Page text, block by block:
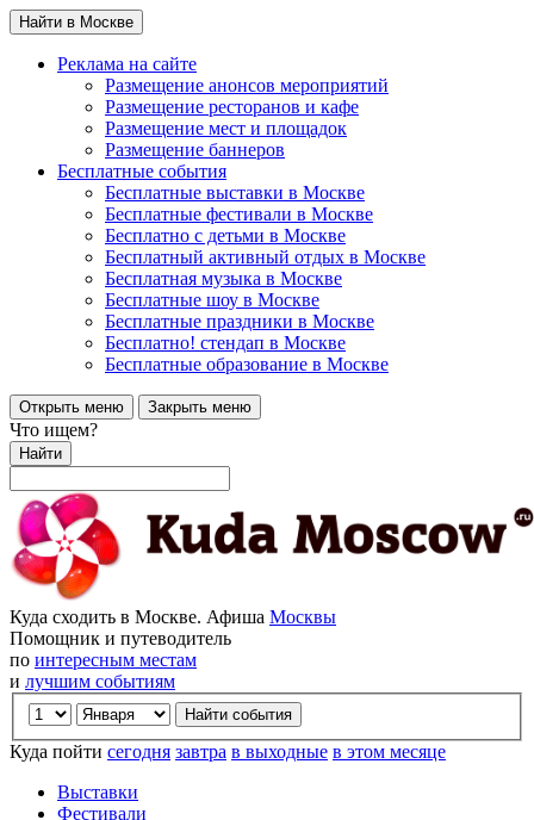
Найти в Москве
Реклама на сайте
Размещение анонсов мероприятий
Размещение ресторанов и кафе
Размещение мест и площадок
Размещение баннеров
Бесплатные события
Бесплатные выставки в Москве
Бесплатные фестивали в Москве
Бесплатно с детьми в Москве
Бесплатный активный отдых в Москве
Бесплатная музыка в Москве
Бесплатные шоу в Москве
Бесплатные праздники в Москве
Бесплатно! стендап в Москве
Бесплатные образование в Москве
Открыть меню Закрыть меню
Что ищем?
Найти
Куда сходить в Москве. Афиша Москвы
Помощник и путеводитель
по интересным местам
и лучшим событиям
Куда пойти сегодня завтра в выходные в этом месяце
Выставки
Фестивали